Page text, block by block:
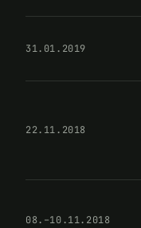
31.01.2019
22.11.2018
08.–10.11.2018